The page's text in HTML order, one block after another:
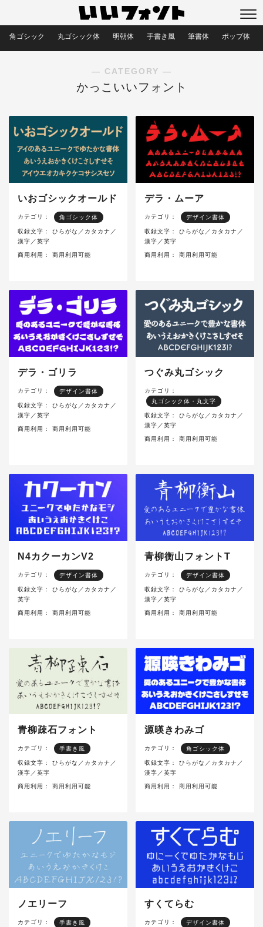
角ゴシック 丸ゴシック体 明朝体 手書き風 筆書体 ポップ体
― CATEGORY ―
かっこいいフォント
いおゴシックオールド
カテゴリ： 角ゴシック体
収録文字：
ひらがな／カタカナ／
漢字／英字
商用利用： 商用利用可能
デラ・ムーア
カテゴリ： デザイン書体
収録文字：
ひらがな／カタカナ／
漢字／英字
商用利用： 商用利用可能
デラ・ゴリラ
カテゴリ： デザイン書体
収録文字：
ひらがな／カタカナ／
漢字／英字
商用利用： 商用利用可能
つぐみ丸ゴシック
カテゴリ：
丸ゴシック体・丸文字
収録文字：
ひらがな／カタカナ／
漢字／英字
商用利用： 商用利用可能
N4カクーカンV2
カテゴリ： デザイン書体
収録文字：
ひらがな／カタカナ／
英字
商用利用： 商用利用可能
青柳衡山フォントT
カテゴリ： デザイン書体
収録文字：
ひらがな／カタカナ／
漢字／英字
商用利用： 商用利用可能
青柳疎石フォント
カテゴリ： 手書き風
収録文字：
ひらがな／カタカナ／
漢字／英字
商用利用： 商用利用可能
源暎きわみゴ
カテゴリ： 角ゴシック体
収録文字：
ひらがな／カタカナ／
漢字／英字
商用利用： 商用利用可能
ノエリーフ
カテゴリ： 手書き風
すくてらむ
カテゴリ： デザイン書体